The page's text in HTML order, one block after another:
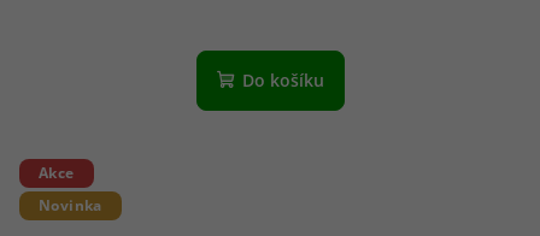
Do košíku
Akce
Novinka